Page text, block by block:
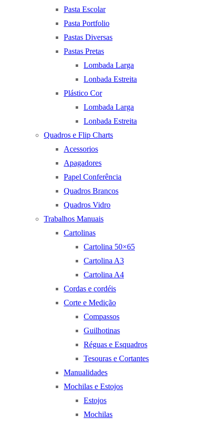
Pasta Escolar
Pasta Portfolio
Pastas Diversas
Pastas Pretas
Lombada Larga
Lonbada Estreita
Plástico Cor
Lombada Larga
Lonbada Estreita
Quadros e Flip Charts
Acessorios
Apagadores
Papel Conferência
Quadros Brancos
Quadros Vidro
Trabalhos Manuais
Cartolinas
Cartolina 50×65
Cartolina A3
Cartolina A4
Cordas e cordéis
Corte e Medição
Compassos
Guilhotinas
Réguas e Esquadros
Tesouras e Cortantes
Manualidades
Mochilas e Estojos
Estojos
Mochilas